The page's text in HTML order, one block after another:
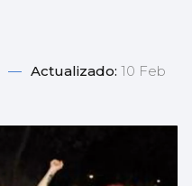
— Actualizado: 10 Feb